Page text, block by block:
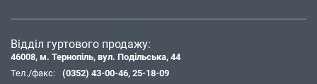
Відділ гуртового продажу:
46008, м. Тернопіль, вул. Подільська, 44
Тел./факс:
(0352) 43-00-46, 25-18-09